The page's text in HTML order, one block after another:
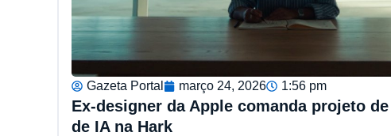
Gazeta Portal março 24, 2026 1:56 pm
Ex-designer da Apple comanda projeto
de IA na Hark